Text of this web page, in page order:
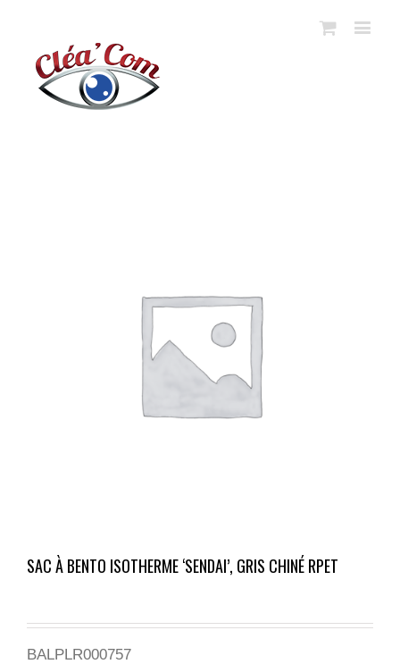
SAC À BENTO ISOTHERME ‘SENDAI’, GRIS CHINÉ RPET
BALPLR000757